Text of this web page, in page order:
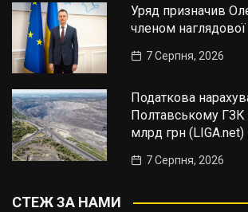
Уряд призначив
членом
7 Серпня, 2026
Податкова
Полтавському ГЗК
млрд грн (LIGA.net)
7 Серпня, 2026
СТЕЖ ЗА НАМИ